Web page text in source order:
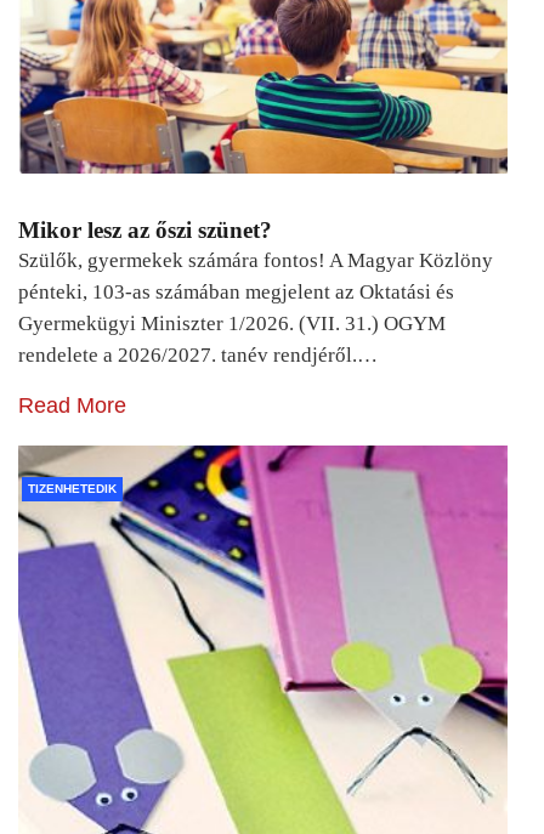
Mikor lesz az őszi szünet?
Szülők, gyermekek számára fontos! A Magyar Közlöny
pénteki, 103-as számában megjelent az Oktatási és
Gyermekügyi Miniszter 1/2026. (VII. 31.) OGYM
rendelete a 2026/2027. tanév rendjéről.…
Read More
TIZENHETEDIK